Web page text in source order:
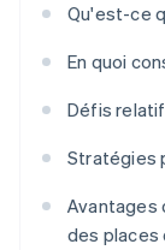
Qu'est-ce
En quoi
Défis
Stratégies
Avantages
des places